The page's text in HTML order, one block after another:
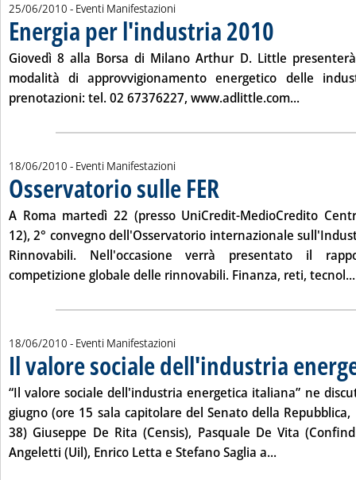
25/06/2010 - Eventi Manifestazioni
Energia per l'industria 2010
Giovedì 8 alla Borsa di Milano Arthur D. Little
modalità di approvvigionamento energetico delle
prenotazioni: tel. 02 67376227, www.adlittle.com...Leggi
18/06/2010 - Eventi Manifestazioni
Osservatorio sulle FER
A Roma martedì 22 (presso UniCredit-MedioCredito
12), 2° convegno dell'Osservatorio internazionale
Rinnovabili. Nell'occasione verrà presentato il
competizione globale delle rinnovabili. Finanza, reti, tecnol...
18/06/2010 - Eventi Manifestazioni
Il valore sociale dell'industria
“Il valore sociale dell'industria energetica italiana” ne
giugno (ore 15 sala capitolare del Senato della
38) Giuseppe De Rita (Censis), Pasquale De Vita
Angeletti (Uil), Enrico Letta e Stefano Saglia a...Leggi tutta la